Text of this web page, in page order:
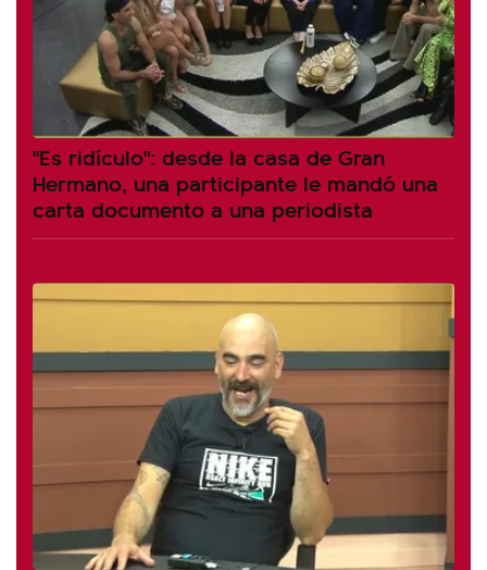
"Es ridículo": desde la casa de Gran
Hermano, una participante le mandó una
carta documento a una periodista